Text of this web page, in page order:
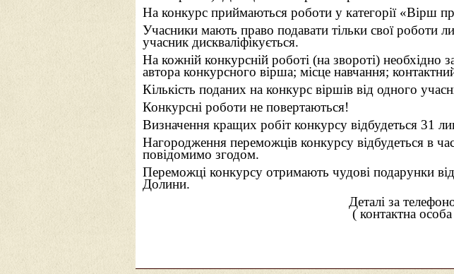
На конкурс приймаються роботи у категорії «Вірш
Учасники мають право подавати тільки свої роботи
учасник дискваліфікується.
На кожній конкурсній роботі (на звороті) необхідно
автора конкурсного вірша; місце навчання;
Кількість поданих на конкурс віршів від одного
Конкурсні роботи не повертаються!
Визначення кращих робіт конкурсу відбудеться 31
Нагородження переможців конкурсу відбудеться в
повідомимо згодом.
Переможці конкурсу отримають чудові подарунки
Долини.
Деталі за
( контактна